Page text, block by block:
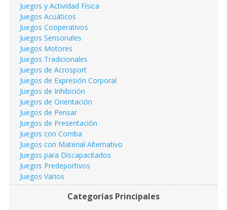
Juegos y Actividad Física
Juegos Acuáticos
Juegos Cooperativos
Juegos Sensoriales
Juegos Motores
Juegos Tradicionales
Juegos de Acrosport
Juegos de Expresión Corporal
Juegos de Inhibición
Juegos de Orientación
Juegos de Pensar
Juegos de Presentación
Juegos con Comba
Juegos con Material Alternativo
Juegos para Discapacitados
Juegos Predeportivos
Juegos Varios
Categorías Principales